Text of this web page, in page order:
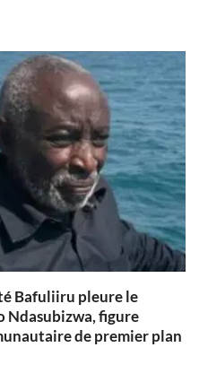
Bafuliiru pleure le
Ndasubizwa, figure
de premier plan